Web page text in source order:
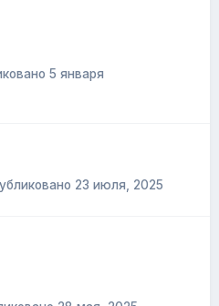
5 января
23 июля, 2025